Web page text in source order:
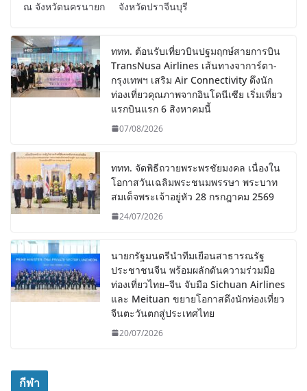
ณ จังหวัดนครนายก จังหวัดปราจีนบุรี
ททท. ต้อนรับเที่ยวบินปฐมฤกษ์สายการบิน
TransNusa Airlines เส้นทางจาการ์ตา-
กรุงเทพฯ เสริม Air Connectivity ดึงนัก
ท่องเที่ยวคุณภาพจากอินโดนีเซีย เริ่มเที่ยว
แรกบินแรก 6 สิงหาคมนี้
07/08/2026
ททท. จัดพิธีถวายพระพรชัยมงคล เนื่องใน
โอกาสวันเฉลิมพระชนมพรรษา พระบาท
สมเด็จพระเจ้าอยู่หัว 28 กรกฎาคม 2569
24/07/2026
นายกรัฐมนตรีนำทีมเยือนสาธารณรัฐ
ประชาชนจีน พร้อมผลักดันความร่วมมือ
ท่องเที่ยวไทย–จีน จับมือ Sichuan Airlines
และ Meituan ขยายโอกาสดึงนักท่องเที่ยว
จีนตะวันตกสู่ประเทศไทย
20/07/2026
กีฬา